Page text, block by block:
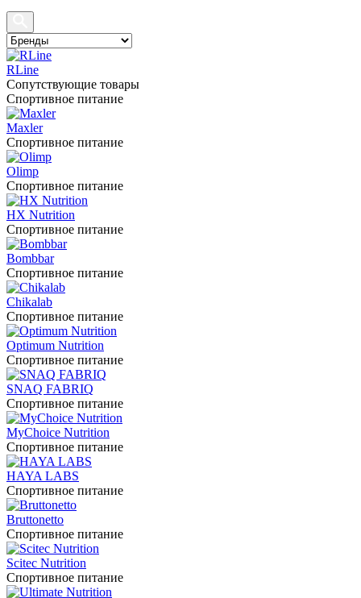
RLine
Сопутствующие товары
Спортивное питание
Maxler
Спортивное питание
Olimp
Спортивное питание
HX Nutrition
Спортивное питание
Bombbar
Спортивное питание
Chikalab
Спортивное питание
Optimum Nutrition
Спортивное питание
SNAQ FABRIQ
Спортивное питание
MyChoice Nutrition
Спортивное питание
HAYA LABS
Спортивное питание
Bruttonetto
Спортивное питание
Scitec Nutrition
Спортивное питание